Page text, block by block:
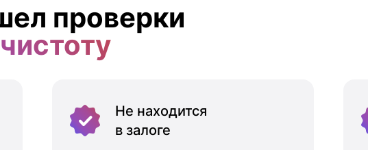
проверки
Не находится
в залоге